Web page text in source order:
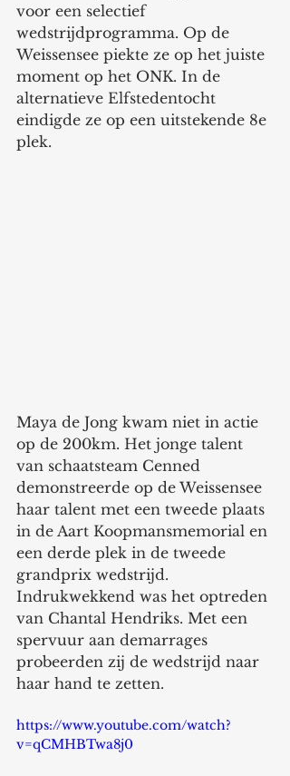
voor een selectief
wedstrijdprogramma. Op de
Weissensee piekte ze op het juiste
moment op het ONK. In de
alternatieve Elfstedentocht
eindigde ze op een uitstekende 8e
plek.
Maya de Jong kwam niet in actie
op de 200km. Het jonge talent
van schaatsteam Cenned
demonstreerde op de Weissensee
haar talent met een tweede plaats
in de Aart Koopmansmemorial en
een derde plek in de tweede
grandprix wedstrijd.
Indrukwekkend was het optreden
van Chantal Hendriks. Met een
spervuur aan demarrages
probeerden zij de wedstrijd naar
haar hand te zetten.
https://www.youtube.com/watch?
v=qCMHBTwa8j0